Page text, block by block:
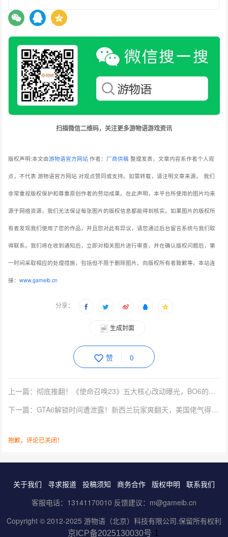
扫描微信二维码，关注更多游物语游戏资讯
版权声明:本文由游物语官方网站 作者： 厂商供稿 整理发表，文章内容系作者个人观
点，不代表 游物语官方网站 对观点赞同或支持。如需转载，请注明文章来源。 我们
非常重视版权保护和尊重原创作者的劳动成果。在此声明，本平台所使用的图片均来
源于网络资源，我们无法保证每张图片的版权信息都能得到核实。如果图片的版权所
有者发现我们使用了您的作品，并且您对此有异议，请您通过后台留言系统与我们取
得联系。我们将在收到通知后，立即对相关图片进行审查，并在确认版权问题后，第
一时间采取相应的处理措施，包括但不限于删除图片、向版权所有者致歉等。本站连
接：www.gameib.cn
分享：
生成封面
赞 0
上一篇：彻底推翻！《使命召唤23》五大核心改动曝光，BO6的锅IW自己背了
下一篇：GTA6解锁时间遭泄露！新西兰玩家爽翻天，美国佬气得要移民
抱歉，评论已关闭！
关于我们 寻求报道 投稿须知 商务合作 版权申明
联系我们
客服电话：13141170010 反馈建议：m@gameib.cn
Copyright © 2012-2025 游物语（北京）科技有限公司.保留所有权利
京ICP备2025130030号-1